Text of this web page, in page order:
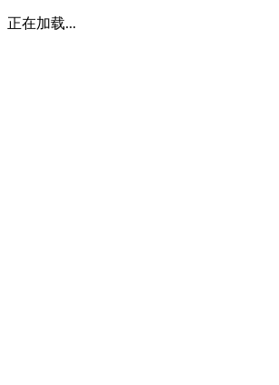
正在加载...